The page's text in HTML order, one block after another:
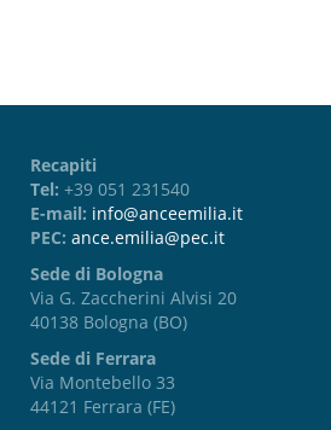
Recapiti
Tel: +39 051 231540
E-mail: info@anceemilia.it
PEC: ance.emilia@pec.it
Sede di Bologna
Via G. Zaccherini Alvisi 20
40138 Bologna (BO)
Sede di Ferrara
Via Montebello 33
44121 Ferrara (FE)